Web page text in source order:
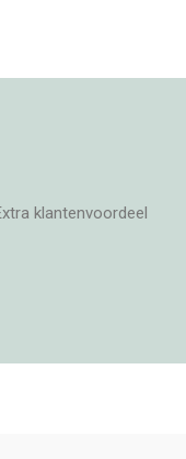
klantenvoordeel